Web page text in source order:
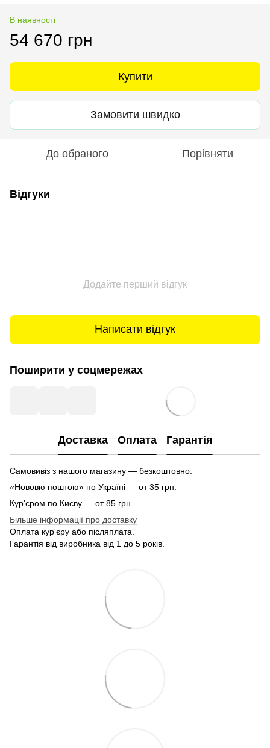
В наявності
54 670 грн
Купити
Замовити швидко
До обраного Порівняти
Відгуки
Додайте перший відгук
Написати відгук
Поширити у соцмережах
Доставка Оплата Гарантія
Самовивіз з нашого магазину — безкоштовно.
«Нововю поштою» по Україні — от 35 грн.
Кур'єром по Києву — от 85 грн.
Більше інформації про доставку
Оплата кур'єру або післяплата.
Гарантія від виробника від 1 до 5 років.